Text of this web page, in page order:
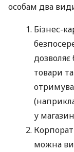
особам два
Бізнес-
дозволяє
товари
у
можна